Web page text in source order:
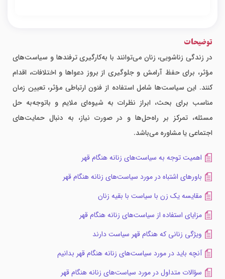
توضیحات
در زندگی زناشویی، زنان می‌توانند با به‌کارگیری ترفندها و سیاست‌های
مؤثر، برای حفظ آرامش و جلوگیری از بروز دعواها و اختلافات، اقدام
کنند. این سیاست‌ها شامل استفاده از فنون ارتباطی مؤثر، تعیین زمان
مناسب برای بحث، ابراز نظرات به شیوه‌ای ملایم و باتوجه‌به حل
مسئله، تمرکز بر راه‌حل‌ها و در صورت نیاز، به دنبال حمایت‌های
اجتماعی یا مشاوره می‌باشد.
اهمیت توجه به سیاست‌های زنانه هنگام قهر
باورهای اشتباه در مورد سیاست‌های زنانه هنگام قهر
مقایسه یک زن با سیاست با بقیه زنان
مزایای استفاده از سیاست‌های زنانه هنگام قهر
ویژگی زنانی که هنگام قهر سیاست دارند
آنچه باید در مورد سیاست‌های زنانه هنگام قهر بدانیم
سؤالات متداول در مورد سیاست‌های زنانه هنگام قهر